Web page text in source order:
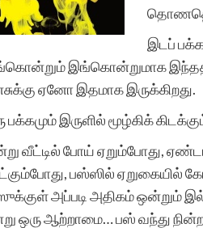
இடப்
இங்கொன்றுமாக இந்தத்
ஏனோ இதமாக இருக்கிறது.
பக்கமும் இருளில் மூழ்கிக்
வீட்டில் போய் ஏறும்போது,
பஸ்ஸில் ஏறுகையில்
அப்படி அதிகம் ஒன்றும்
ஒரு ஆற்றாமை… பஸ் வந்து